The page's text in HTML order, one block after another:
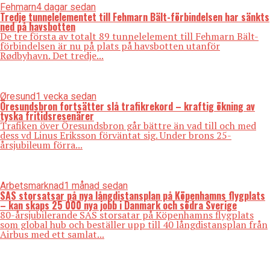
Fehmarn4 dagar sedan
Tredje tunnelelementet till Fehmarn Bält-förbindelsen har sänkts
ned på havsbotten
De tre första av totalt 89 tunnelelement till Fehmarn Bält-
förbindelsen är nu på plats på havsbotten utanför
Rødbyhavn. Det tredje...
Øresund1 vecka sedan
Öresundsbron fortsätter slå trafikrekord – kraftig ökning av
tyska fritidsresenärer
Trafiken över Öresundsbron går bättre än vad till och med
dess vd Linus Eriksson förväntat sig. Under brons 25-
årsjubileum förra...
Arbetsmarknad1 månad sedan
SAS storsatsar på nya långdistansplan på Köpenhamns flygplats
– kan skaps 25 000 nya jobb i Danmark och södra Sverige
80-årsjubilerande SAS storsatar på Köpenhamns flygplats
som global hub och beställer upp till 40 långdistansplan från
Airbus med ett samlat...